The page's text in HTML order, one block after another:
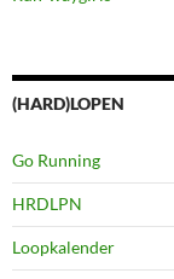
(HARD)LOPEN
Go Running
HRDLPN
Loopkalender